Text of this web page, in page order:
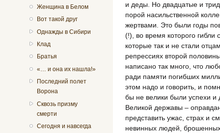
Женщина в Белом
Вот такой друг
Однажды в Сибири
Клад
Братья
«… и она их нашла!»
Последний полет
Ворона
Сквозь призму
смерти
Сегодня и навсегда
и деды. Но двадцатые и
порой насильственной
жертвами. Это были годы
(!), во время которого
которые так и не стали
репрессиях второй
написано так много, что
ради памяти погибших
этом надо и говорить, и
бы не велики были успехи и
Великой державы –
представить ужас, страх и
невинных людей,